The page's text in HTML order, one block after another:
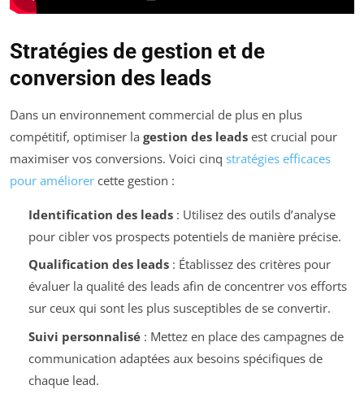
Stratégies de gestion et de
conversion des leads
Dans un environnement commercial de plus en plus
compétitif, optimiser la gestion des leads est crucial pour
maximiser vos conversions. Voici cinq stratégies efficaces
pour améliorer cette gestion :
Identification des leads: Utilisez des outils d’analyse
pour cibler vos prospects potentiels de manière précise.
Qualification des leads: Établissez des critères pour
évaluer la qualité des leads afin de concentrer vos efforts
sur ceux qui sont les plus susceptibles de se convertir.
Suivi personnalisé: Mettez en place des campagnes de
communication adaptées aux besoins spécifiques de
chaque lead.